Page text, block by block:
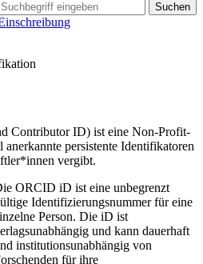
Suchen
Contributor ID) ist eine Non-Profit-
persistente Identifikatoren
vergibt.
ORCID iD ist eine unbegrenzt
Identifizierungsnummer für eine
Person. Die iD ist
und kann dauerhaft
institutionsunabhängig von
für ihre